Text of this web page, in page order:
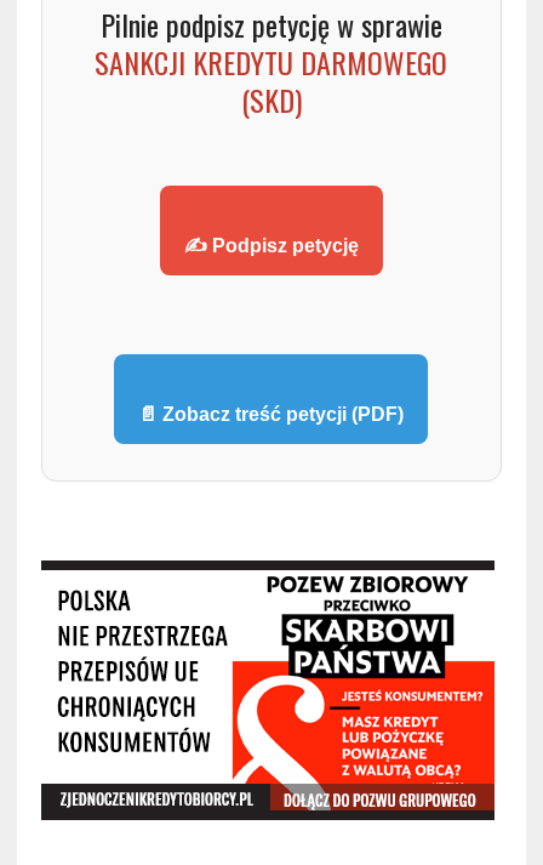
Pilnie podpisz petycję w sprawie
SANKCJI KREDYTU DARMOWEGO
(SKD)
✍️ Podpisz petycję
📄 Zobacz treść petycji (PDF)